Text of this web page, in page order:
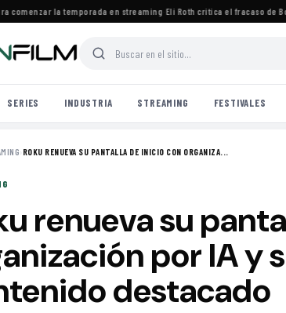
la temporada en streaming·Eli Roth critica el fracaso de
SERIES INDUSTRIA STREAMING FESTIVALES
› ROKU RENUEVA SU PANTALLA DE INICIO CON ORGANIZA...
renueva su
por IA y
destacado